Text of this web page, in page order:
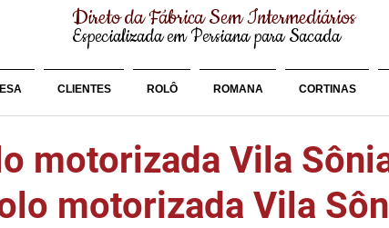
Direto da Fábrica Sem Intermediários
Especializada em Persiana para Sacada
CLIENTES ROLÔ ROMANA CORTINAS
motorizada Vila
motorizada Vila